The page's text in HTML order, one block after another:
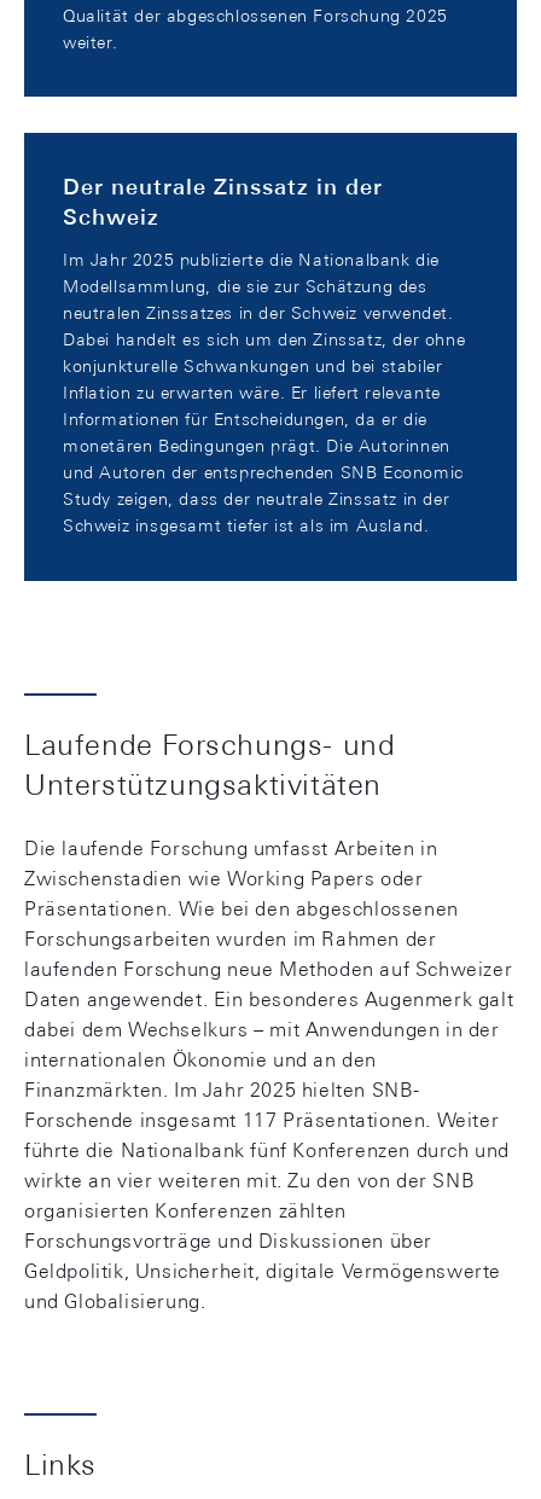
Qualität der abgeschlossenen Forschung 2025
weiter.
Der neutrale Zinssatz in der
Schweiz
Im Jahr 2025 publizierte die Nationalbank die
Modellsammlung, die sie zur Schätzung des
neutralen Zinssatzes in der Schweiz verwendet.
Dabei handelt es sich um den Zinssatz, der ohne
konjunkturelle Schwankungen und bei stabiler
Inflation zu erwarten wäre. Er liefert relevante
Informationen für Entscheidungen, da er die
monetären Bedingungen prägt. Die Autorinnen
und Autoren der entsprechenden SNB Economic
Study zeigen, dass der neutrale Zinssatz in der
Schweiz insgesamt tiefer ist als im Ausland.
Laufende Forschungs- und
Unterstützungsaktivitäten
Die laufende Forschung umfasst Arbeiten in
Zwischenstadien wie Working Papers oder
Präsentationen. Wie bei den abgeschlossenen
Forschungsarbeiten wurden im Rahmen der
laufenden Forschung neue Methoden auf Schweizer
Daten angewendet. Ein besonderes Augenmerk galt
dabei dem Wechselkurs – mit Anwendungen in der
internationalen Ökonomie und an den
Finanzmärkten. Im Jahr 2025 hielten SNB-
Forschende insgesamt 117 Präsentationen. Weiter
führte die Nationalbank fünf Konferenzen durch und
wirkte an vier weiteren mit. Zu den von der SNB
organisierten Konferenzen zählten
Forschungsvorträge und Diskussionen über
Geldpolitik, Unsicherheit, digitale Vermögenswerte
und Globalisierung.
Links